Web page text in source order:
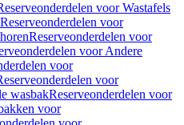
voor Wastafels
Reserveonderdelen voor
Reserveonderdelen voor
voor Andere
voor
voor
wasbakReserveonderdelen voor
voor